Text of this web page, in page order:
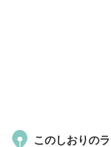
このしおりの